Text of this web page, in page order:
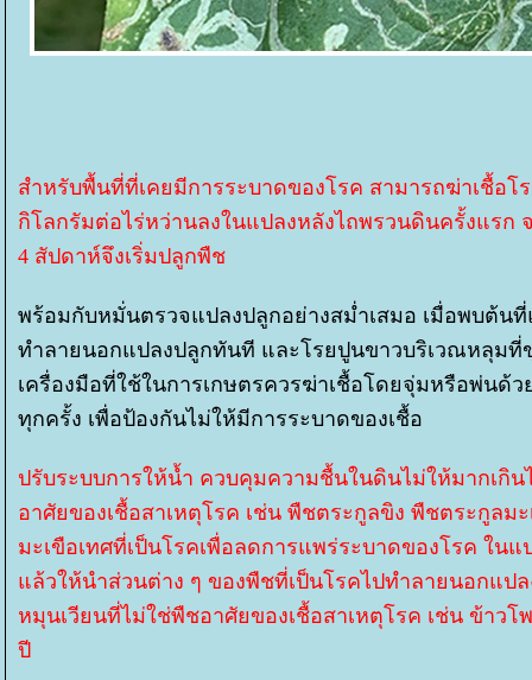
สำหรับพื้นที่ที่เคยมีการระบาดของโรค สามารถฆ่าเชื้อโ
กิโลกรัมต่อไร่หว่านลงในแปลงหลังไถพรวนดินครั้งแร
4 สัปดาห์จึงเริ่มปลูกพืช
พร้อมกับหมั่นตรวจแปลงปลูกอย่างสม่ำเสมอ เมื่อพบต้น
ทำลายนอกแปลงปลูกทันที และโรยปูนขาวบริเวณหลุม
เครื่องมือที่ใช้ในการเกษตรควรฆ่าเชื้อโดยจุ่มหรือพ่นด้
ทุกครั้ง เพื่อป้องกันไม่ให้มีการระบาดของเชื้อ
ปรับระบบการให้น้ำ ควบคุมความชื้นในดินไม่ให้มากเกิ
อาศัยของเชื้อสาเหตุโรค เช่น พืชตระกูลขิง พืชตระกูลม
มะเขือเทศที่เป็นโรคเพื่อลดการแพร่ระบาดของโรค ใน
ล้วให้นำส่วนต่าง ๆ ของพืชที่เป็นโรคไปทำลายนอกแป
หมุนเวียนที่ไม่ใช่พืชอาศัยของเชื้อสาเหตุโรค เช่น ข้าวโ
ปี